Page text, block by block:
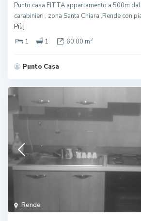
Punto casa FITTA appartamento a 500m
carabinieri , zona Santa Chiara ,Rende con
Più]
1
1 60.00 m2
Punto Casa
Rende